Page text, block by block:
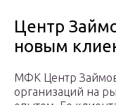
Центр
новым
МФК Центр
организаций на